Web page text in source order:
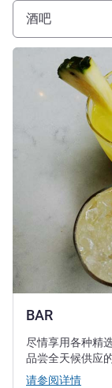
酒吧
BAR
请参阅详情
尽情享用各种精
品尝全天候供应
请参阅详情